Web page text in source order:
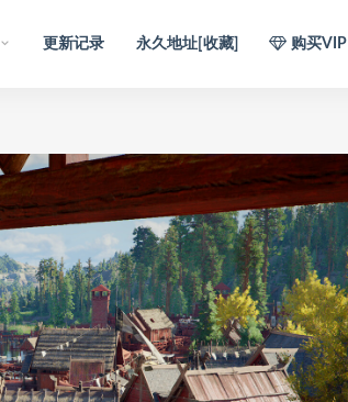
更新记录 永久地址[收藏] 购买VIP